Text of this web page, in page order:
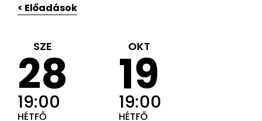
< Előadások
SZE
28
19:00
HÉTFŐ
OKT
19
19:00
HÉTFŐ